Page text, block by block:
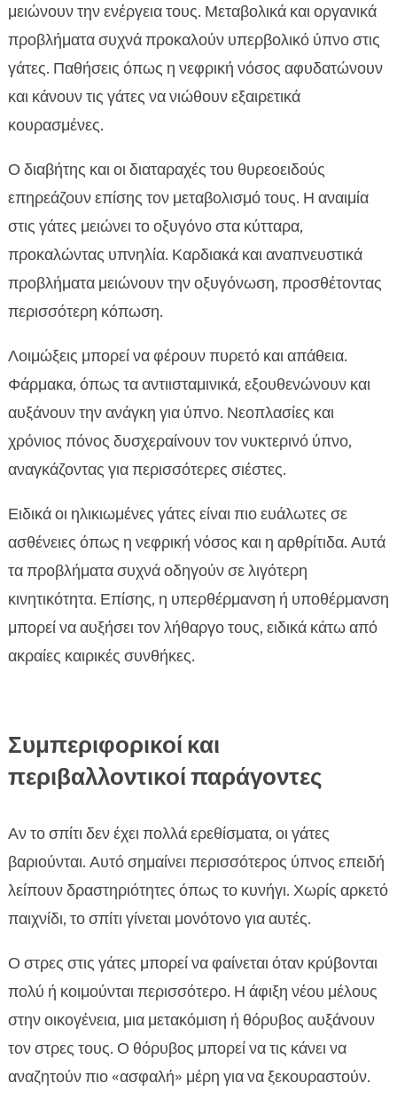
μειώνουν την ενέργεια τους. Μεταβολικά και οργανικά
προβλήματα συχνά προκαλούν υπερβολικό ύπνο στις
γάτες. Παθήσεις όπως η νεφρική νόσος αφυδατώνουν
και κάνουν τις γάτες να νιώθουν εξαιρετικά
κουρασμένες.
Ο διαβήτης και οι διαταραχές του θυρεοειδούς
επηρεάζουν επίσης τον μεταβολισμό τους. Η αναιμία
στις γάτες μειώνει το οξυγόνο στα κύτταρα,
προκαλώντας υπνηλία. Καρδιακά και αναπνευστικά
προβλήματα μειώνουν την οξυγόνωση, προσθέτοντας
περισσότερη κόπωση.
Λοιμώξεις μπορεί να φέρουν πυρετό και απάθεια.
Φάρμακα, όπως τα αντιισταμινικά, εξουθενώνουν και
αυξάνουν την ανάγκη για ύπνο. Νεοπλασίες και
χρόνιος πόνος δυσχεραίνουν τον νυκτερινό ύπνο,
αναγκάζοντας για περισσότερες σιέστες.
Ειδικά οι ηλικιωμένες γάτες είναι πιο ευάλωτες σε
ασθένειες όπως η νεφρική νόσος και η αρθρίτιδα. Αυτά
τα προβλήματα συχνά οδηγούν σε λιγότερη
κινητικότητα. Επίσης, η υπερθέρμανση ή υποθέρμανση
μπορεί να αυξήσει τον λήθαργο τους, ειδικά κάτω από
ακραίες καιρικές συνθήκες.
Συμπεριφορικοί και
περιβαλλοντικοί παράγοντες
Αν το σπίτι δεν έχει πολλά ερεθίσματα, οι γάτες
βαριούνται. Αυτό σημαίνει περισσότερος ύπνος επειδή
λείπουν δραστηριότητες όπως το κυνήγι. Χωρίς αρκετό
παιχνίδι, το σπίτι γίνεται μονότονο για αυτές.
Ο στρες στις γάτες μπορεί να φαίνεται όταν κρύβονται
πολύ ή κοιμούνται περισσότερο. Η άφιξη νέου μέλους
στην οικογένεια, μια μετακόμιση ή θόρυβος αυξάνουν
τον στρες τους. Ο θόρυβος μπορεί να τις κάνει να
αναζητούν πιο «ασφαλή» μέρη για να ξεκουραστούν.